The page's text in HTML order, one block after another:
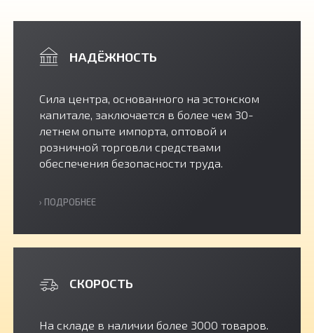
НАДЁЖНОСТЬ
Сила центра, основанного на эстонском
капитале, заключается в более чем 30-
летнем опыте импорта, оптовой и
розничной торговли средствами
обеспечения безопасности труда.
› ПОДРОБНЕЕ
СКОРОСТЬ
На складе в наличии более 3000 товаров.